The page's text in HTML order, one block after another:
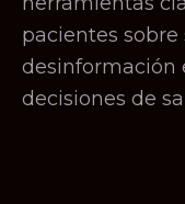
pacientes sobre
desinformación
decisiones de